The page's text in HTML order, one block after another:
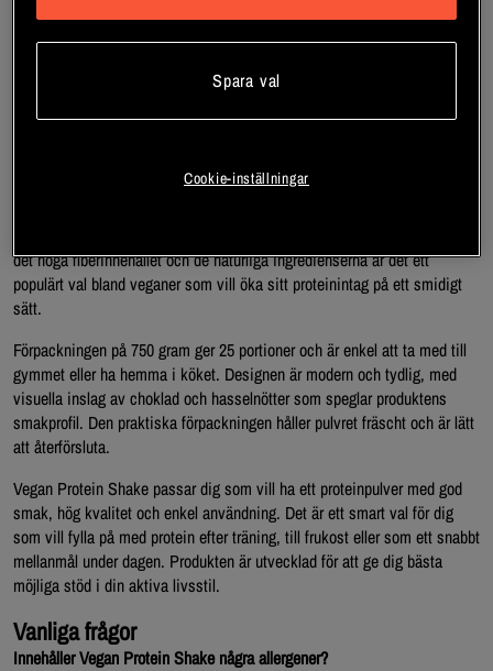
som kombinerar ärtproteinisolat och risprotein för en komplett
aminosyraprofil. Med en hög proteinhalt och lågt sockerinnehåll är det ett
utmärkt val för dig som söker ett laktosfritt proteinpulver utan mjölk,
perfekt för både träning och återhämtning. Produkten är fri från gluten
och soja, vilket gör den lämplig även för dig med känslig mage eller
Det här proteinpulvret blandas enkelt i vatten och ger en krämig
det höga fiberinnehållet och de naturliga ingredienserna är det ett
populärt val bland veganer som vill öka sitt proteinintag på ett smidigt
sätt.
Förpackningen på 750 gram ger 25 portioner och är enkel att ta med till
gymmet eller ha hemma i köket. Designen är modern och tydlig, med
visuella inslag av choklad och hasselnötter som speglar produktens
smakprofil. Den praktiska förpackningen håller pulvret fräscht och är lätt
att återförsluta.
Vegan Protein Shake passar dig som vill ha ett proteinpulver med god
smak, hög kvalitet och enkel användning. Det är ett smart val för dig
som vill fylla på med protein efter träning, till frukost eller som ett snabbt
mellanmål under dagen. Produkten är utvecklad för att ge dig bästa
möjliga stöd i din aktiva livsstil.
Vanliga frågor
Innehåller Vegan Protein Shake några allergener?
Spara val
Cookie-inställningar